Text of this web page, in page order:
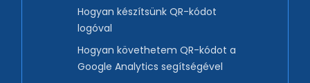
Hogyan készítsünk QR-kódot
logóval
Hogyan követhetem QR-kódot a
Google Analytics segítségével